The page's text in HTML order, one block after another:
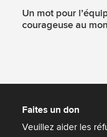
Un mot pour
courageuse au
Faites un don
Veuillez aider les